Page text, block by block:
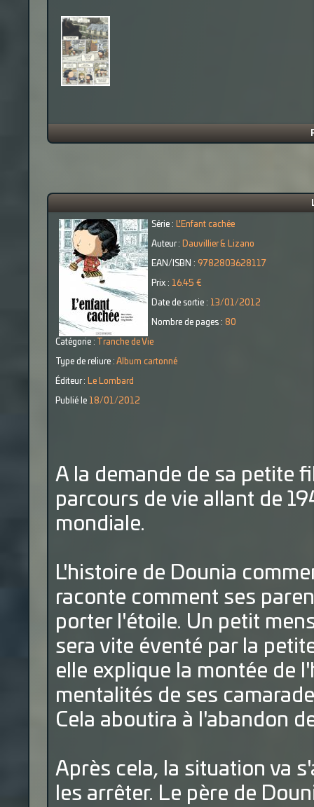
Série : L'Enfant cachée
Auteur : Dauvillier & Lizano
EAN/ISBN : 9782803628117
Prix : 16.45 €
Date de sortie : 13/01/2012
Nombre de pages : 80
Catégorie : Tranche de Vie
Type de reliure : Album cartonné
Éditeur : Le Lombard
Publié le 18/01/2012
A la demande de sa petite
parcours de vie allant de
mondiale.
L'histoire de Dounia
raconte comment ses
porter l'étoile. Un petit
sera vite éventé par la
elle explique la montée de
mentalités de ses
Cela aboutira à l'abandon
Après cela, la situation va
les arrêter. Le père de